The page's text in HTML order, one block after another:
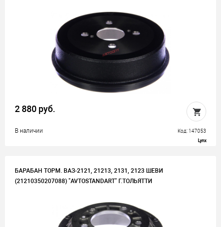
2 880 руб.
В наличии Код: 147053
Lynx
БАРАБАН ТОРМ. ВАЗ-2121, 21213, 2131, 2123 ШЕВИ
(21210350207088) "AVTOSTANDART" Г.ТОЛЬЯТТИ